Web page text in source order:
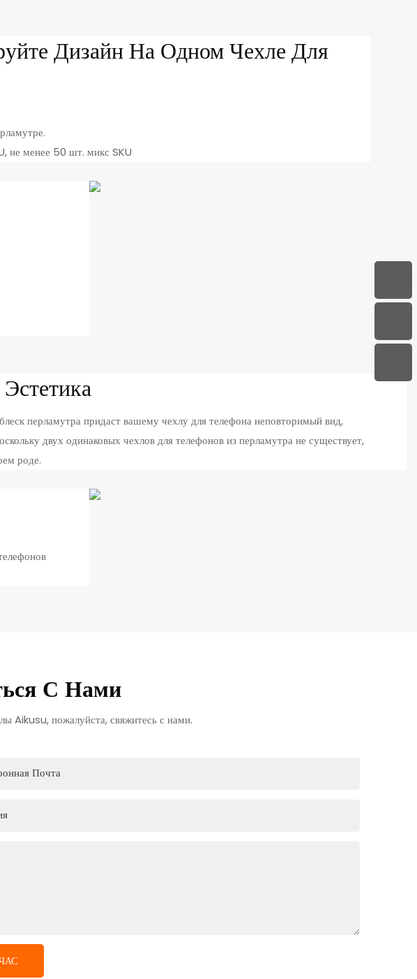
Дизайн На Одном Чехле Для
не менее 50 шт. микс SKU
перламутра придаст вашему чехлу для телефона неповторимый вид,
двух одинаковых чехлов для телефонов из перламутра не существует,
роде.
С Нами
Aikusu, пожалуйста, свяжитесь с нами.
Почта